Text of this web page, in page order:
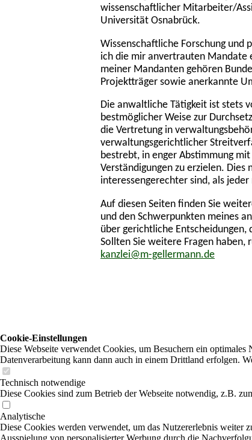
Cookie-Einstellungen
Diese Webseite verwendet Cookies, um Besuchern ein
Datenverarbeitung kann dann auch in einem Drittland erfolgen.
Technisch notwendige
Diese Cookies sind zum Betrieb der Webseite notwendig, z.B.
Analytische
Diese Cookies werden verwendet, um das Nutzererlebnis weiter
Ausspielung von personalisierter Werbung durch die